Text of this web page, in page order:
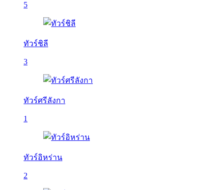
5
ทัวร์ชิลี
3
ทัวร์ศรีลังกา
1
ทัวร์อิหร่าน
2